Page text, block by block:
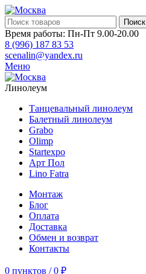
Поиск
Время работы: Пн-Пт 9.00-20.00
8 (996) 187 83 53
scenalin@yandex.ru
Меню
Линолеум
Танцевальный линолеум
Балетный линолеум
Grabo
Olimp
Startexpo
Арт Пол
Lino Fatra
Монтаж
Блог
Оплата
Доставка
Обмен и возврат
Контакты
0 пунктов / 0 ₽